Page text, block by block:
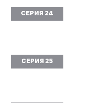
СЕРИЯ 24
СЕРИЯ 25